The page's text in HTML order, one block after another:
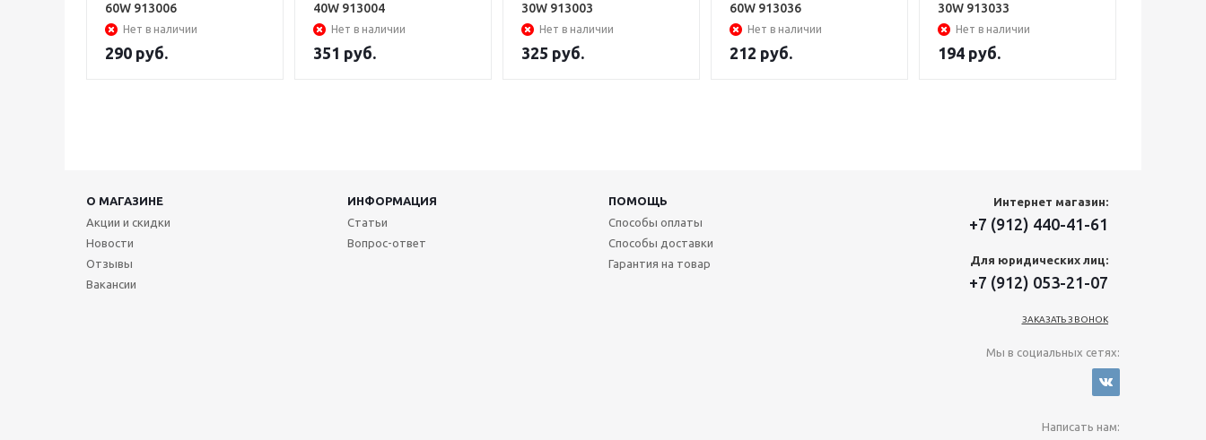
60W 913006
Нет в наличии
290 руб.
40W 913004
Нет в наличии
351 руб.
30W 913003
Нет в наличии
325 руб.
60W 913036
Нет в наличии
212 руб.
30W 913033
Нет в наличии
194 руб.
О МАГАЗИНЕ ИНФОРМАЦИЯ
ПОМОЩЬ
Акции и скидки
Новости
Отзывы
Вакансии
Статьи
Вопрос-ответ
Способы оплаты
Способы доставки
Гарантия на товар
Интернет магазин:
+7 (912) 440-41-61
Для юридических лиц:
+7 (912) 053-21-07
ЗАКАЗАТЬ ЗВОНОК
Мы в социальных сетях:
Написать нам: